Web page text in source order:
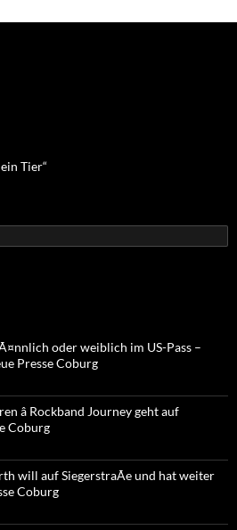
Tier“
oder weiblich im US-Pass –
Presse Coburg
â Rockband Journey geht auf
Coburg
will auf SiegerstraÃe und hat weiter
Coburg